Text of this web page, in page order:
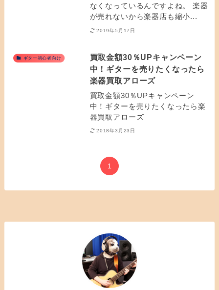
なくなっているんですよね。 楽器
が売れないから楽器店も縮小...
2019年5月17日
ギター初心者向け
買取金額30％UPキャンペーン
中！ギターを売りたくなったら
楽器買取アローズ
買取金額30％UPキャンペーン
中！ギターを売りたくなったら楽
器買取アローズ
2018年3月23日
1